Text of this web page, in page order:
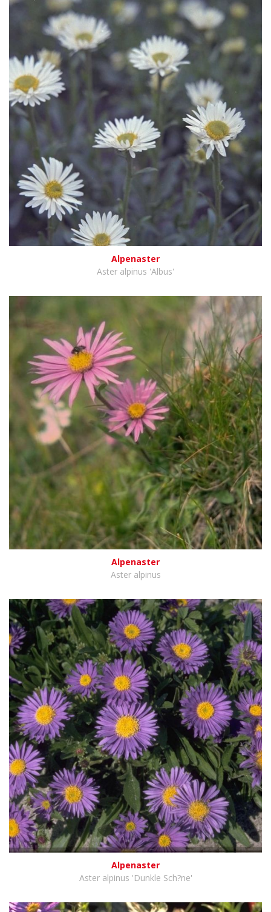
Alpenaster
Aster alpinus 'Albus'
Alpenaster
Aster alpinus
Alpenaster
Aster alpinus 'Dunkle Sch?ne'